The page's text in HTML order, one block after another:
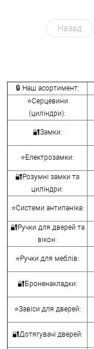
Назад
🔒 Наш асортимент:
⭐Серцевини
(циліндри):
🔐Замки:
⭐Електрозамки:
🔐Розумні замки та
циліндри:
⭐Системи антипаніка:
🔐Ручки для дверей та
вікон:
⭐Ручки для меблів:
🔐Броненакладки:
⭐Завіси для дверей:
🔐Дотягувачі дверей: